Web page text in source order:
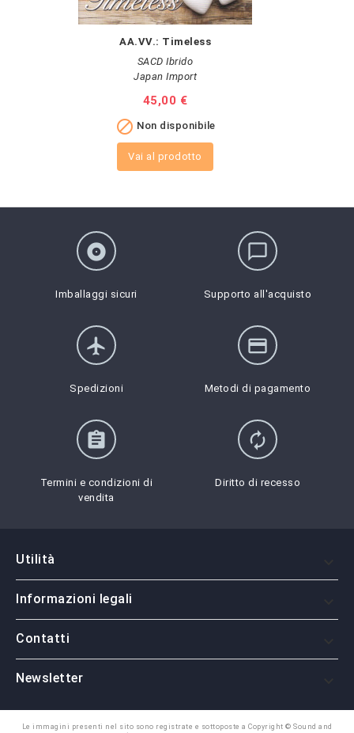
AA.VV.: Timeless
SACD Ibrido
Japan Import
Prezzo
45,00 €
 Non disponibile
Vai al prodotto
album
Imballaggi sicuri
chat_bubble_outline
Supporto all'acquisto
flight
Spedizioni
credit_card
Metodi di pagamento
assignment
Termini e condizioni di
vendita
autorenew
Diritto di recesso
Utilità
Informazioni legali
Contatti
Newsletter
Le immagini presenti nel sito sono registrate e sottoposte a Copyright © Sound and